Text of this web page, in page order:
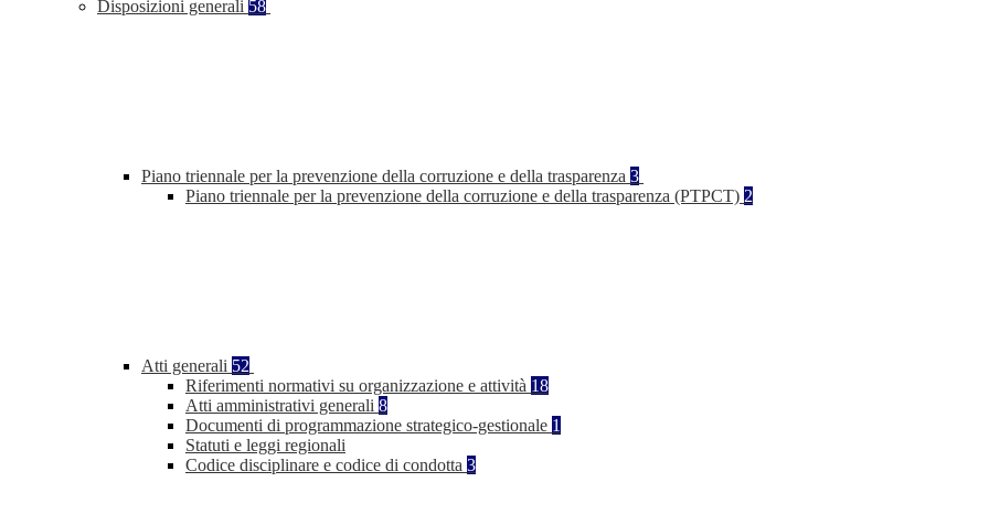
Disposizioni generali 58
Piano triennale per la prevenzione della corruzione e della trasparenza 3
Piano triennale per la prevenzione della corruzione e della trasparenza (PTPCT) 2
Atti generali 52
Riferimenti normativi su organizzazione e attività 18
Atti amministrativi generali 8
Documenti di programmazione strategico-gestionale 1
Statuti e leggi regionali
Codice disciplinare e codice di condotta 3